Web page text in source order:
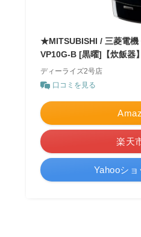
★MITSUBISHI / 三菱電機
VP10G-B [黒曜]【炊飯器
ディーライズ2号店
口コミを見る
楽天
Yahooシ